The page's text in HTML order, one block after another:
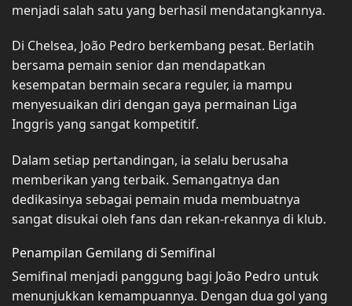
menjadi salah satu yang berhasil mendatangkannya.
Di Chelsea, João Pedro berkembang pesat. Berlatih
bersama pemain senior dan mendapatkan
kesempatan bermain secara reguler, ia mampu
menyesuaikan diri dengan gaya permainan Liga
Inggris yang sangat kompetitif.
Dalam setiap pertandingan, ia selalu berusaha
memberikan yang terbaik. Semangatnya dan
dedikasinya sebagai pemain muda membuatnya
sangat disukai oleh fans dan rekan-rekannya di klub.
Penampilan Gemilang di Semifinal
Semifinal menjadi panggung bagi João Pedro untuk
menunjukkan kemampuannya. Dengan dua gol yang